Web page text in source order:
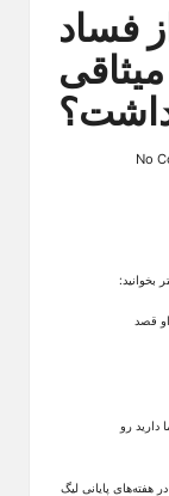
فساد
No
بخوانید:
قصد
دارید رو
هفته‌های پایانی لیگ